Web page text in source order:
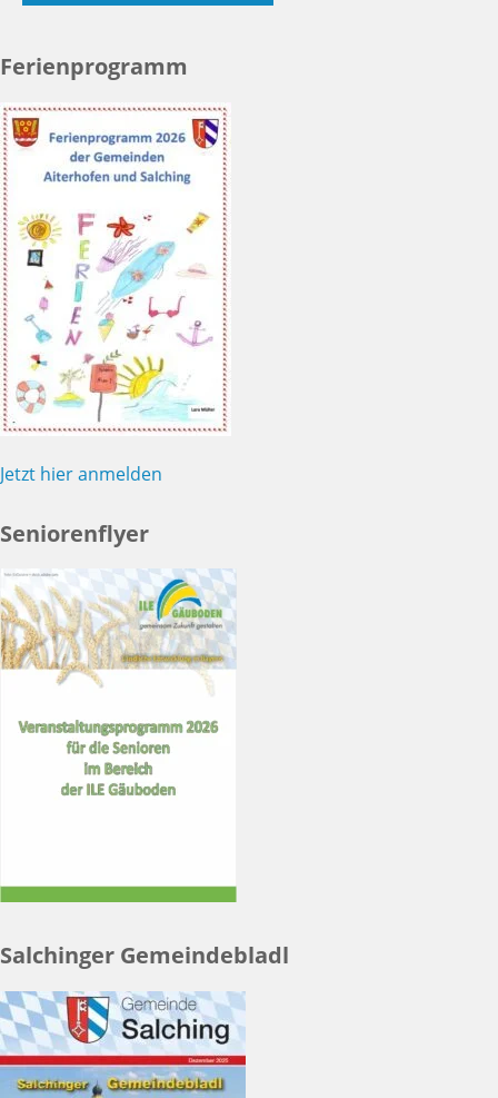
Ferienprogramm
Jetzt hier anmelden
Seniorenflyer
Salchinger Gemeindebladl